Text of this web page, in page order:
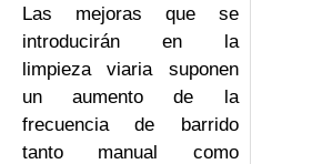
Las mejoras que se
introducirán en la
limpieza viaria suponen
un aumento de la
frecuencia de barrido
tanto manual como